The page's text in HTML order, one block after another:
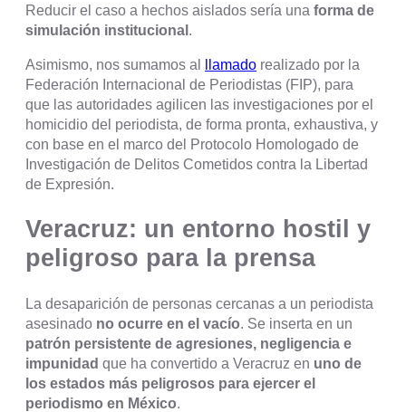
Reducir el caso a hechos aislados sería una forma de
simulación institucional.
Asimismo, nos sumamos al llamado realizado por la
Federación Internacional de Periodistas (FIP), para
que las autoridades agilicen las investigaciones por el
homicidio del periodista, de forma pronta, exhaustiva, y
con base en el marco del Protocolo Homologado de
Investigación de Delitos Cometidos contra la Libertad
de Expresión.
Veracruz: un entorno hostil y
peligroso para la prensa
La desaparición de personas cercanas a un periodista
asesinado no ocurre en el vacío. Se inserta en un
patrón persistente de agresiones, negligencia e
impunidad que ha convertido a Veracruz en uno de
los estados más peligrosos para ejercer el
periodismo en México.